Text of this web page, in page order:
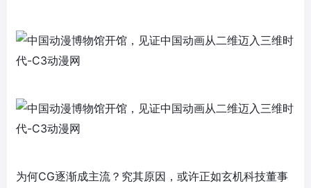
为何CG逐渐成主流？究其原因，或许正如玄机科技董事